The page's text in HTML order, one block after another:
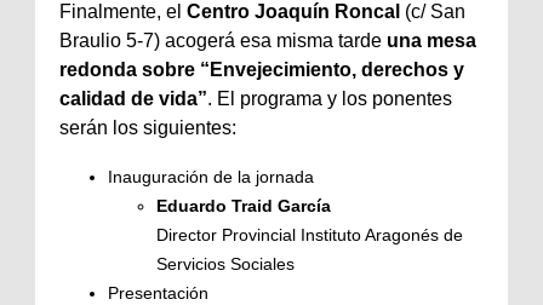
Finalmente, el Centro Joaquín Roncal (c/ San
Braulio 5-7) acogerá esa misma tarde una mesa
redonda sobre “Envejecimiento, derechos y
calidad de vida”. El programa y los ponentes
serán los siguientes:
Inauguración de la jornada
Eduardo Traid García
Director Provincial Instituto Aragonés de
Servicios Sociales
Presentación